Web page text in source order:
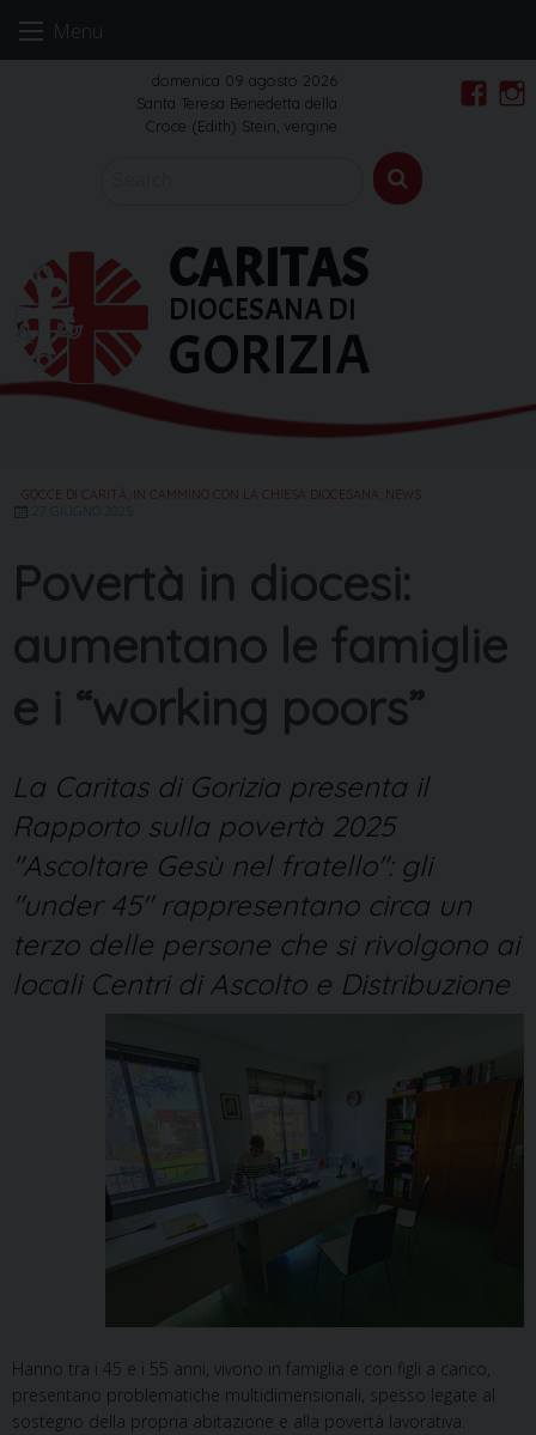
Menu
domenica 09 agosto 2026
Santa Teresa Benedetta della
Croce (Edith) Stein, vergine
CARITAS
DIOCESANA DI
GORIZIA
GOCCE DI CARITÀ IN CAMMINO CON LA CHIESA DIOCESANA NEWS
27 GIUGNO 2025
Povertà in diocesi:
aumentano le famiglie
e i “working poors”
La Caritas di Gorizia presenta il
Rapporto sulla povertà 2025
"Ascoltare Gesù nel fratello": gli
"under 45" rappresentano circa un
terzo delle persone che si rivolgono ai
locali Centri di Ascolto e Distribuzione
Hanno tra i 45 e i 55 anni, vivono in famiglia e con figli a carico,
presentano problematiche multidimensionali, spesso legate al
sostegno della propria abitazione e alla povertà lavorativa.